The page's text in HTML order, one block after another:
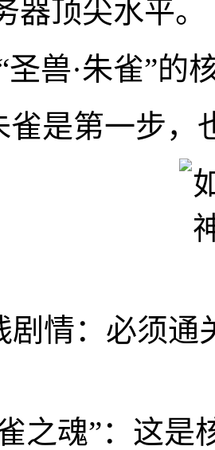
器顶尖水平。
圣兽·朱雀”的
雀是第一步，
剧情：必须通
之魂”：这